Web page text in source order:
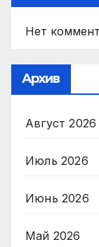
Нет
Архив
Август 2026
Июль 2026
Июнь 2026
Май 2026